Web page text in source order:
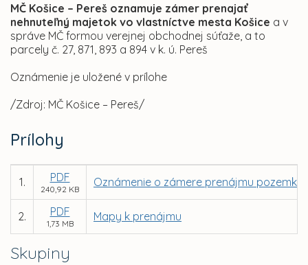
Skupiny
MČ Košice – Pereš oznamuje zámer prenajať
nehnuteľný majetok vo vlastníctve mesta Košice a v
správe MČ formou verejnej obchodnej súťaže, a to
parcely č. 27, 871, 893 a 894 v k. ú. Pereš
Oznámenie je uložené v prílohe
/Zdroj: MČ Košice – Pereš/
Prílohy
1. PDF
240,92 KB
Oznámenie o zámere prenájmu
2. PDF
1,73 MB
Mapy k prenájmu